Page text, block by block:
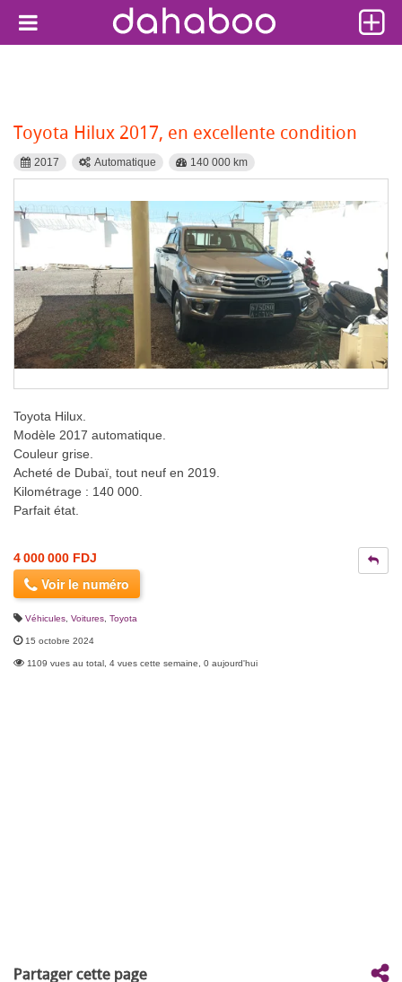
Toyota Hilux 2017, en excellente condition
2017 Automatique 140 000 km
Toyota Hilux.
Modèle 2017 automatique.
Couleur grise.
Acheté de Dubaï, tout neuf en 2019.
Kilométrage : 140 000.
Parfait état.
4 000 000 FDJ
Voir le numéro
Véhicules Voitures Toyota
15 octobre 2024
1109 vues au total, 4 vues cette semaine, 0 aujourd'hui
Partager cette page